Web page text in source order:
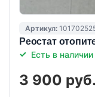
Артикул:
Реостат
Есть в наличии
3 900 руб.